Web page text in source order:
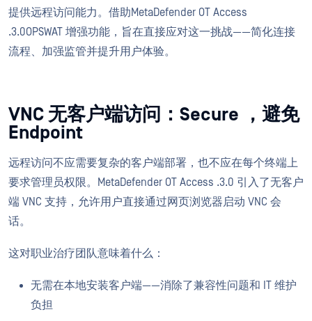
提供远程访问能力。借助MetaDefender OT Access
.3.0OPSWAT 增强功能，旨在直接应对这一挑战——简化连接
流程、加强监管并提升用户体验。
VNC 无客户端访问：Secure ，避免
Endpoint
远程访问不应需要复杂的客户端部署，也不应在每个终端上
要求管理员权限。MetaDefender OT Access .3.0 引入了无客户
端 VNC 支持，允许用户直接通过网页浏览器启动 VNC 会
话。
这对职业治疗团队意味着什么：
无需在本地安装客户端——消除了兼容性问题和 IT 维护
负担